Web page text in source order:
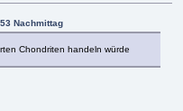
Nachmittag
Chondriten handeln würde